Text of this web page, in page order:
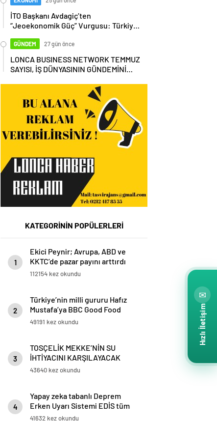
İTO Başkanı Avdagiç’ten
“Jeoekonomik Güç” Vurgusu: Türkiye,
Olmalı
GÜNDEM 27 gün önce
LONCA BUSINESS NETWORK TEMMUZ
SAYISI, İŞ DÜNYASININ GÜNDEMİNİ
KATEGORİNİN POPÜLERLERİ
1
Ekici Peynir; Avrupa, ABD ve
KKTC’de pazar payını arttırdı
112154 kez okundu
2
Türkiye’nin milli gururu Hafız
Mustafa’ya BBC Good Food
ödülü
49191 kez okundu
3
TOSÇELİK MEKKE’NİN SU
İHTİYACINI KARŞILAYACAK
PROJESİ’NİN BORU TEDARİKİNİ
43640 kez okundu
4
Yapay zeka tabanlı Deprem
Erken Uyarı Sistemi EDİS tüm
Marmara’da kullanılmaya
41632 kez okundu
✉
Hızlı İletişim